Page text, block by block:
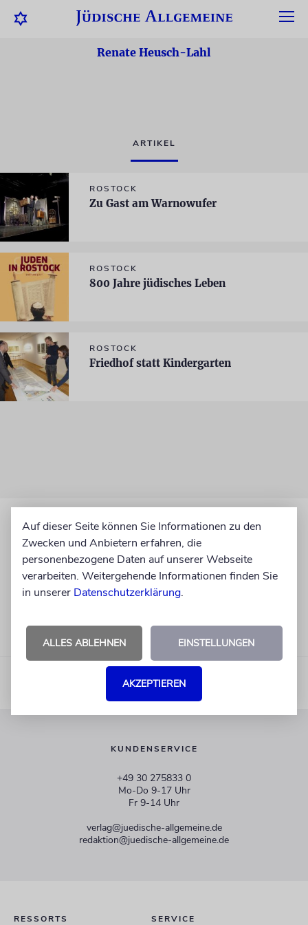
Renate Heusch-Lahl
ARTIKEL
ROSTOCK
Zu Gast am Warnowufer
ROSTOCK
800 Jahre jüdisches Leben
ROSTOCK
Friedhof statt Kindergarten
KUNDENSERVICE
+49 30 275833 0
Mo-Do 9-17 Uhr
Fr 9-14 Uhr
verlag@juedische-allgemeine.de
redaktion@juedische-allgemeine.de
RESSORTS SERVICE
Auf dieser Seite können Sie Informationen zu den
Zwecken und Anbietern erfahren, die
personenbezogene Daten auf unserer Webseite
verarbeiten. Weitergehende Informationen finden Sie
in unserer Datenschutzerklärung.
ALLES ABLEHNEN EINSTELLUNGEN
AKZEPTIEREN